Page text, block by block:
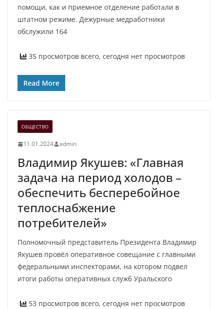
помощи, как и приемное отделение работали в
штатном режиме. Дежурные медработники
обслужили 164
35 просмотров всего, сегодня нет просмотров
Read More
ОБЩЕСТВО
11.01.2024 admin
Владимир Якушев: «Главная
задача на период холодов –
обеспечить бесперебойное
теплоснабжение
потребителей»
Полномочный представитель Президента Владимир
Якушев провёл оперативное совещание с главными
федеральными инспекторами, на котором подвел
итоги работы оперативных служб Уральского
53 просмотров всего, сегодня нет просмотров